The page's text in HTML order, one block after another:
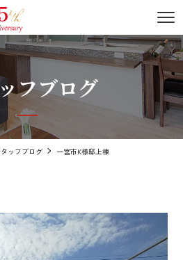
フブログ
ッフブログ 一宮市K様邸上棟